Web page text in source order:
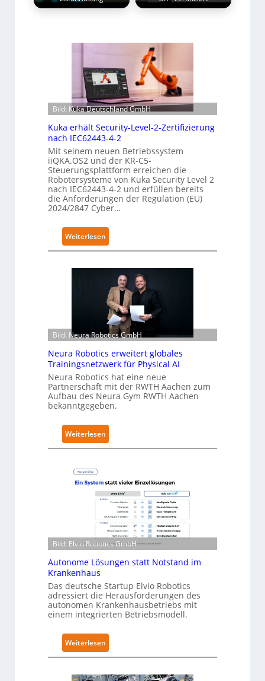
Bild: Kuka Deutschland GmbH
Kuka erhält Security-Level-2-Zertifizierung
nach IEC62443-4-2
Mit seinem neuen Betriebssystem
iiQKA.OS2 und der KR-C5-
Steuerungsplattform erreichen die
Robotersysteme von Kuka Security Level 2
nach IEC62443-4-2 und erfüllen bereits
die Anforderungen der Regulation (EU)
2024/2847 Cyber…
Weiterlesen:
K
e
h
ä
t
e
c
u
r
i
t
L
e
e
-
2
Z
e
r
i
f
i
Bild: Neura Robotics GmbH
Neura Robotics erweitert globales
Trainingsnetzwerk für Physical AI
Neura Robotics hat eine neue
Partnerschaft mit der RWTH Aachen zum
Aufbau des Neura Gym RWTH Aachen
bekanntgegeben.
Weiterlesen:
N
r
a
o
b
o
c
s
e
r
w
e
i
Bild: Elvio Robotics GmbH
Autonome Lösungen statt Notstand im
Krankenhaus
Das deutsche Startup Elvio Robotics
adressiert die Herausforderungen des
autonomen Krankenhausbetriebs mit
einem integrierten Betriebsmodell.
Weiterlesen:
A